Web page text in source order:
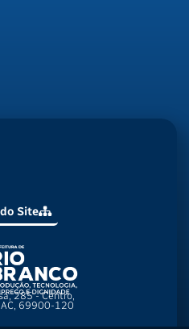
Site
285 - Centro,
AC, 69900-120